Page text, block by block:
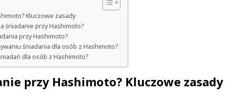
Kluczowe zasady
śniadanie przy Hashimoto?
przy Hashimoto?
śniadania dla osób z Hashimoto?
dla osób z Hashimoto?
przy Hashimoto? Kluczowe zasady